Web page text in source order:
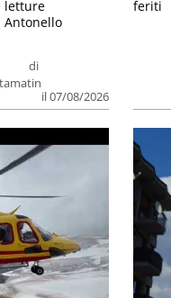
di
il 07/08/2026
letture
Antonello
feriti